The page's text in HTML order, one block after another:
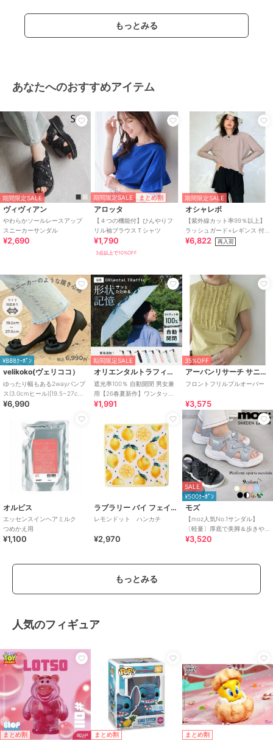
もっとみる
あなたへのおすすめアイテム
期間限定SALE
ヴィヴィアン
やわらかソールレースアップ
スニーカーサンダル
¥2,690
期間限定SALE まとめ割
アロッタ
【４つの機能付】ひんやりフ
リル袖ブラウスＴシャツ
¥1,790
3点以上で10%OFF
期間限定SALE
オシャレボ
【紫外線カット率99％以上】
ラッシュガード×レギンス 付
き タンキニ
¥6,822 再入荷
¥888ｸｰﾎﾟﾝ
velikoko(ヴェリココ）
ゆったり幅もある2wayパンプ
ス(3.0cmヒール)[19.5~27cm]
ラクチンきれいシューズ
¥6,990
期間限定SALE
オリエンタルトラフィック
遮光率100％ 自動開閉 男女兼
用【26春夏新作】ワンタッチ
晴雨兼用 折りたたみ傘 /G-
¥1,991
35%OFF
アーバンリサーチ サニーレーベル
フロントフリルプルオーバー
¥3,575
オルビス
エッセンスインヘアミルク
つめかえ用
¥1,100
ラブラリー バイ フェイラー
レモンドット ハンカチ
¥2,970
SALE
¥500ｸｰﾎﾟﾝ
モズ
【moz人気No.1サンダル】
〔軽量〕厚底で美脚＆歩きや
すい！疲れにくいフィット感
¥3,520
もっとみる
人気のフィギュア
まとめ割 まとめ割 まとめ割